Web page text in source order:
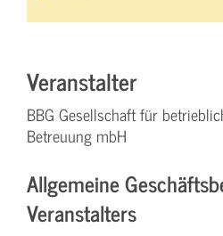
Veranstalter
BBG Gesellschaft für
Betreuung mbH
Allgemeine
Veranstalters